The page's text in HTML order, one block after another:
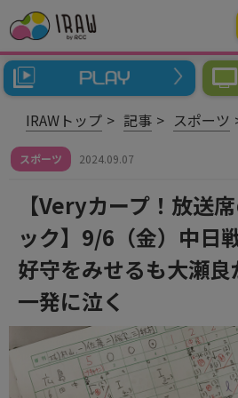
IRAWトップ 記事 スポーツ
スポーツ 2024.09.07
【Veryカープ！放送
ック】9/6（金）中
好守をみせるも大瀬
一発に泣く